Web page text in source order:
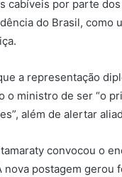
cabíveis por parte
do Brasil,
a representação
o ministro de ser “o
além de alertar
convocou o
nova postagem